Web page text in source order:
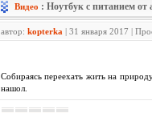
Видео : Ноутбук с питанием от
автор: kopterka | 31 января 2017 |
Собираясь переехать жить на
нашол.